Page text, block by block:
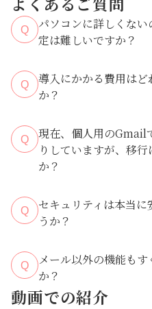
Q
パソコンに詳しくない
定は難しいですか？
Q
導入にかかる費用はど
か？
Q
現在、個人用のGmail
りしていますが、移
か？
Q
セキュリティは本当に
うか？
Q
メール以外の機能も
か？
動画での紹介